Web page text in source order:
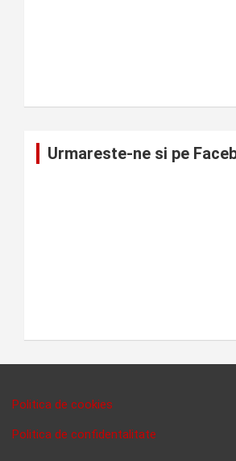
Urmareste-ne si pe
Politica de cookies
Politica de confidentalitate